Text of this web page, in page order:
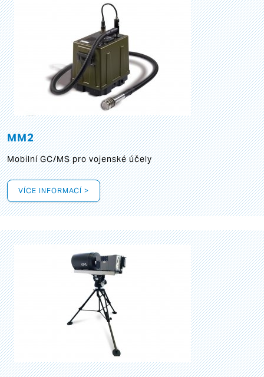
MM2
Mobilní GC/MS pro vojenské účely
VÍCE INFORMACÍ >